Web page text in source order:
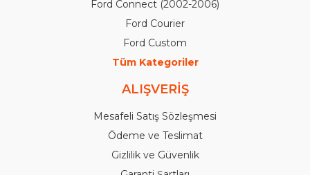
Ford Connect (2002-2006)
Ford Courier
Ford Custom
Tüm Kategoriler
ALIŞVERİŞ
Mesafeli Satış Sözleşmesi
Ödeme ve Teslimat
Gizlilik ve Güvenlik